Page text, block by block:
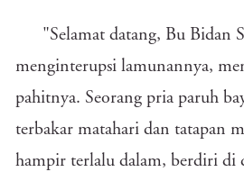
"Selamat datang, Bu Bidan
menginterupsi lamunannya,
pahitnya. Seorang pria paruh
terbakar matahari dan tatapan
hampir terlalu dalam, berdiri di